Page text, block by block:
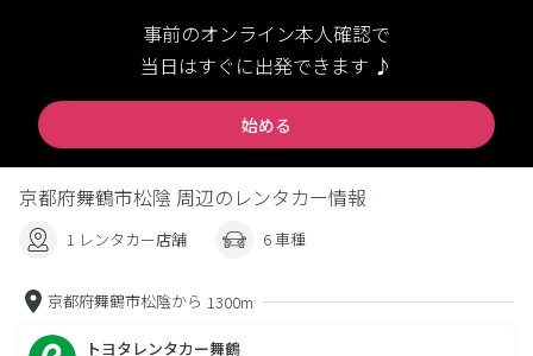
事前のオンライン本人確認で
当日はすぐに出発できます ♪
始める
京都府舞鶴市松陰 周辺のレンタカー情報
1 レンタカー店舗 6 車種
京都府舞鶴市松陰から 1300m
トヨタレンタカー舞鶴